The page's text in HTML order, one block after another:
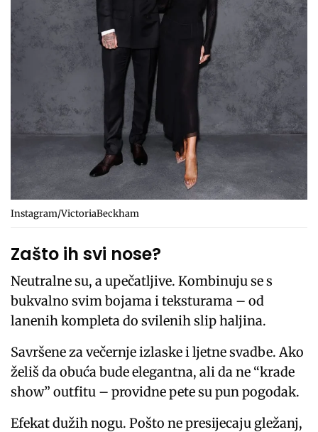
Instagram/VictoriaBeckham
Zašto ih svi nose?
Neutralne su, a upečatljive. Kombinuju se s
bukvalno svim bojama i teksturama – od
lanenih kompleta do svilenih slip haljina.
Savršene za večernje izlaske i ljetne svadbe. Ako
želiš da obuća bude elegantna, ali da ne “krade
show” outfitu – providne pete su pun pogodak.
Efekat dužih nogu. Pošto ne presijecaju gležanj,